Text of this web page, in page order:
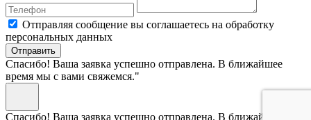
Отправляя сообщение вы соглашаетесь на обработку
персональных данных
Отправить
Спасибо! Ваша заявка успешно отправлена. В ближайшее
время мы с вами свяжемся."
Спасибо! Ваша заявка успешно отправлена. В ближайшее